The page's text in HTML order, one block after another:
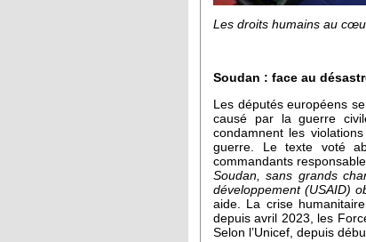
Les droits humains au
Soudan : face au
Les députés européens
causé par la guerre
condamnent les
guerre. Le texte voté
commandants
Soudan, sans grands
développement (USAID)
aide. La crise
depuis avril 2023, les
Selon l’Unicef, depuis